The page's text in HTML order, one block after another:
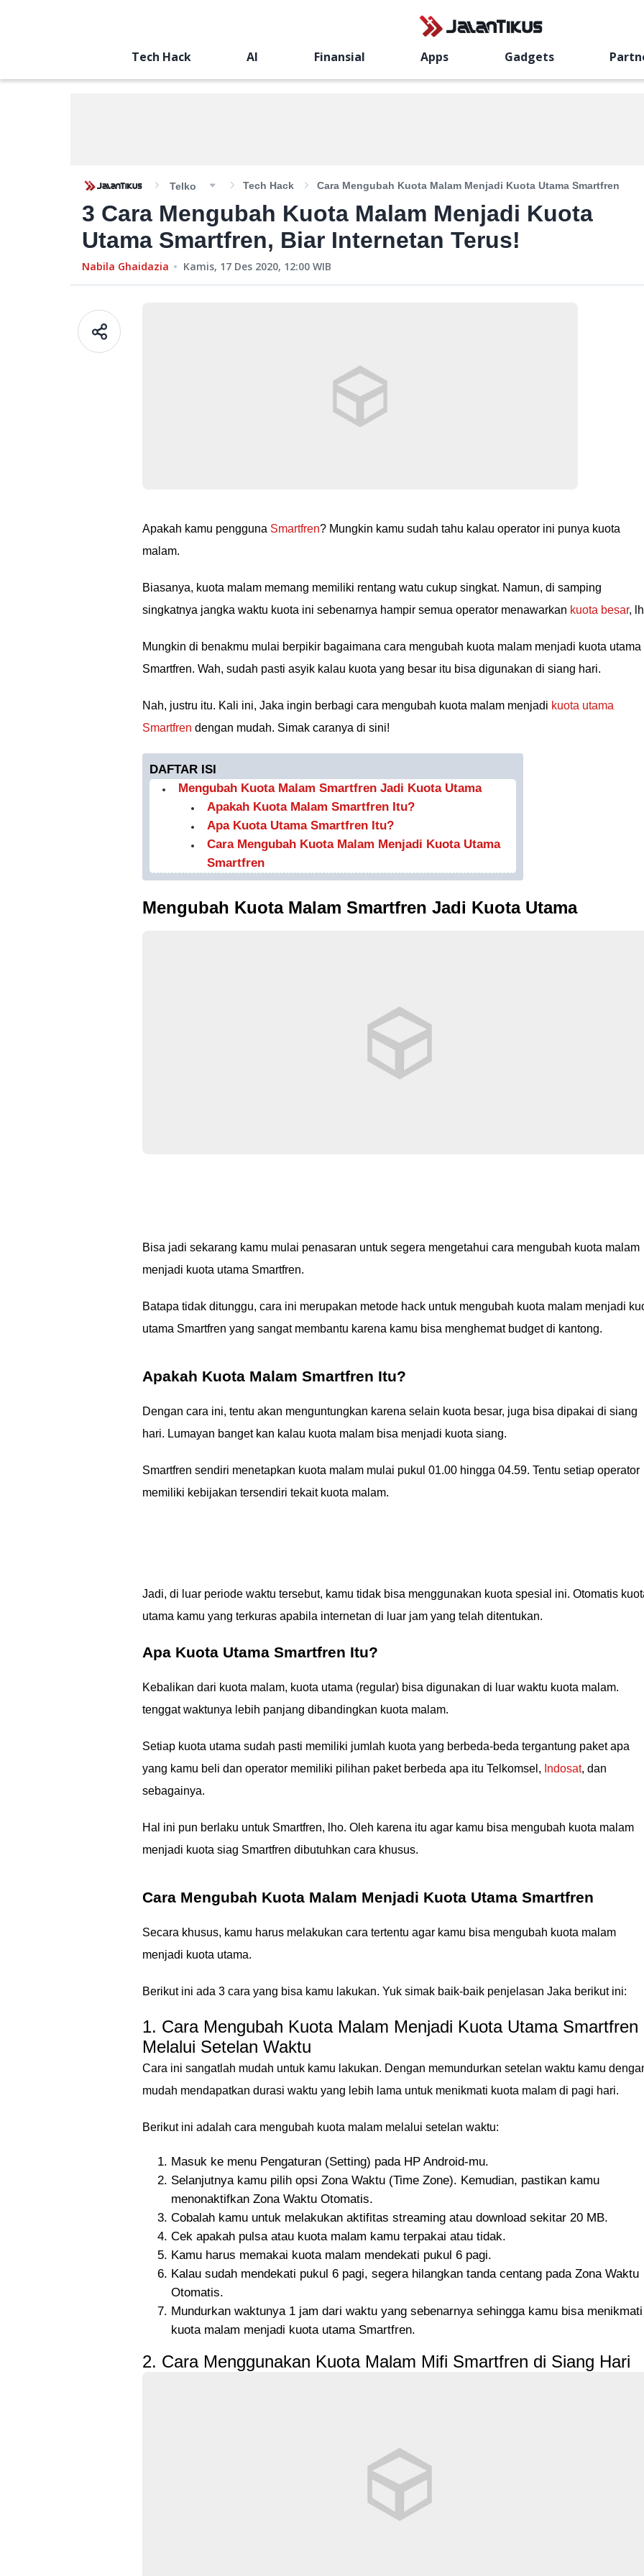
Tech Hack AI Finansial Apps Gadgets
Telko Tech Hack Cara Mengubah Kuota Malam Menjadi Kuota Utama Smartfren
3 Cara Mengubah Kuota Malam Menjadi Kuota
Utama Smartfren, Biar Internetan Terus!
Nabila Ghaidazia Kamis, 17 Des 2020, 12:00 WIB
Apakah kamu pengguna Smartfren? Mungkin kamu sudah tahu kalau operator ini punya kuota
malam.
Biasanya, kuota malam memang memiliki rentang watu cukup singkat. Namun, di samping
singkatnya jangka waktu kuota ini sebenarnya hampir semua operator menawarkan kuota besar,
Mungkin di benakmu mulai berpikir bagaimana cara mengubah kuota malam menjadi kuota utama
Smartfren. Wah, sudah pasti asyik kalau kuota yang besar itu bisa digunakan di siang hari.
Nah, justru itu. Kali ini, Jaka ingin berbagi cara mengubah kuota malam menjadi kuota utama
Smartfren dengan mudah. Simak caranya di sini!
DAFTAR ISI
Mengubah Kuota Malam Smartfren Jadi Kuota Utama
Apakah Kuota Malam Smartfren Itu?
Apa Kuota Utama Smartfren Itu?
Cara Mengubah Kuota Malam Menjadi Kuota Utama
Smartfren
Mengubah Kuota Malam Smartfren Jadi Kuota Utama
Bisa jadi sekarang kamu mulai penasaran untuk segera mengetahui cara mengubah kuota malam
menjadi kuota utama Smartfren.
Batapa tidak ditunggu, cara ini merupakan metode hack untuk mengubah kuota malam menjadi
utama Smartfren yang sangat membantu karena kamu bisa menghemat budget di kantong.
Apakah Kuota Malam Smartfren Itu?
Dengan cara ini, tentu akan menguntungkan karena selain kuota besar, juga bisa dipakai di siang
hari. Lumayan banget kan kalau kuota malam bisa menjadi kuota siang.
Smartfren sendiri menetapkan kuota malam mulai pukul 01.00 hingga 04.59. Tentu setiap operator
memiliki kebijakan tersendiri tekait kuota malam.
Jadi, di luar periode waktu tersebut, kamu tidak bisa menggunakan kuota spesial ini. Otomatis
utama kamu yang terkuras apabila internetan di luar jam yang telah ditentukan.
Apa Kuota Utama Smartfren Itu?
Kebalikan dari kuota malam, kuota utama (regular) bisa digunakan di luar waktu kuota malam.
tenggat waktunya lebih panjang dibandingkan kuota malam.
Setiap kuota utama sudah pasti memiliki jumlah kuota yang berbeda-beda tergantung paket apa
yang kamu beli dan operator memiliki pilihan paket berbeda apa itu Telkomsel, Indosat, dan
sebagainya.
Hal ini pun berlaku untuk Smartfren, lho. Oleh karena itu agar kamu bisa mengubah kuota malam
menjadi kuota siag Smartfren dibutuhkan cara khusus.
Cara Mengubah Kuota Malam Menjadi Kuota Utama Smartfren
Secara khusus, kamu harus melakukan cara tertentu agar kamu bisa mengubah kuota malam
menjadi kuota utama.
Berikut ini ada 3 cara yang bisa kamu lakukan. Yuk simak baik-baik penjelasan Jaka berikut ini:
1. Cara Mengubah Kuota Malam Menjadi Kuota Utama Smartfren
Melalui Setelan Waktu
Cara ini sangatlah mudah untuk kamu lakukan. Dengan memundurkan setelan waktu kamu
mudah mendapatkan durasi waktu yang lebih lama untuk menikmati kuota malam di pagi hari.
Berikut ini adalah cara mengubah kuota malam melalui setelan waktu:
Masuk ke menu Pengaturan (Setting) pada HP Android-mu.
Selanjutnya kamu pilih opsi Zona Waktu (Time Zone). Kemudian, pastikan kamu
menonaktifkan Zona Waktu Otomatis.
Cobalah kamu untuk melakukan aktifitas streaming atau download sekitar 20 MB.
Cek apakah pulsa atau kuota malam kamu terpakai atau tidak.
Kamu harus memakai kuota malam mendekati pukul 6 pagi.
Kalau sudah mendekati pukul 6 pagi, segera hilangkan tanda centang pada Zona Waktu
Otomatis.
Mundurkan waktunya 1 jam dari waktu yang sebenarnya sehingga kamu bisa menikmati
kuota malam menjadi kuota utama Smartfren.
2. Cara Menggunakan Kuota Malam Mifi Smartfren di Siang Hari